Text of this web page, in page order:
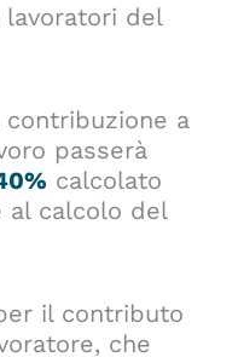
del
contribuzione a
passerà
calcolato
al calcolo del
il contributo
che